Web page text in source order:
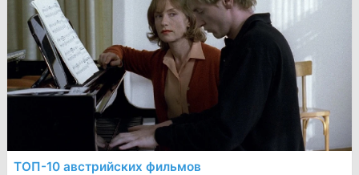
ТОП-10 австрийских фильмов